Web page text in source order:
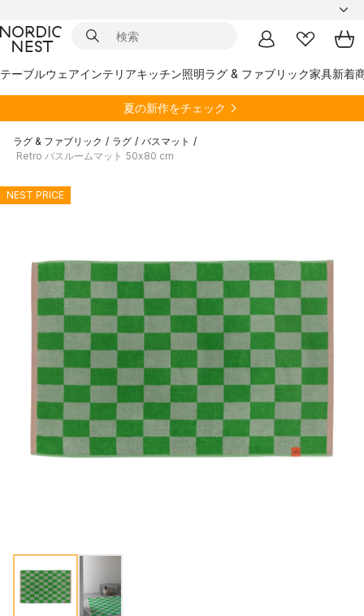
テーブルウェアインテリアキッチン照明ラグ & ファブリック家具新着
夏の新作をチェック
ラグ & ファブリック / ラグ / バスマット /
Retro バスルームマット 50x80 cm
NEST PRICE